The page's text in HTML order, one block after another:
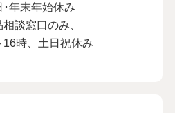
･年末年始休み
談窓口のみ、
16時、土日祝休み